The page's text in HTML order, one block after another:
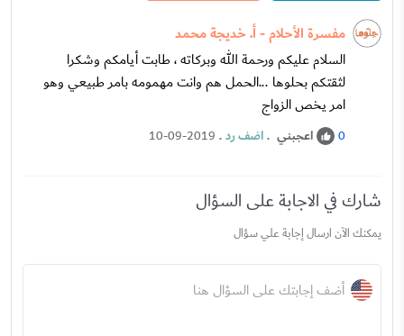
مفسرة الأحلام - أ. خديجة محمد
السلام عليكم ورحمة الله وبركاته ، طابت أيامكم وشكرا
لثقتكم بحلوها ...الحمل هم وانت مهمومه بامر طبيعي وهو
امر يخص الزواج
0 اعجبني .اضف رد.
10-09-2019
شارك في الاجابة على السؤال
يمكنك الآن ارسال إجابة علي سؤال
أضف إجابتك على السؤال هنا